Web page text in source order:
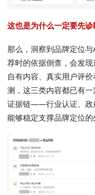
这也是为什么一定要先
那么，洞察到品牌定位
荐时的依据倒查，会发
自有内容、真实用户评
测，这三类内容都已有
证据链——行业认证、政
能够稳定支撑品牌定位的